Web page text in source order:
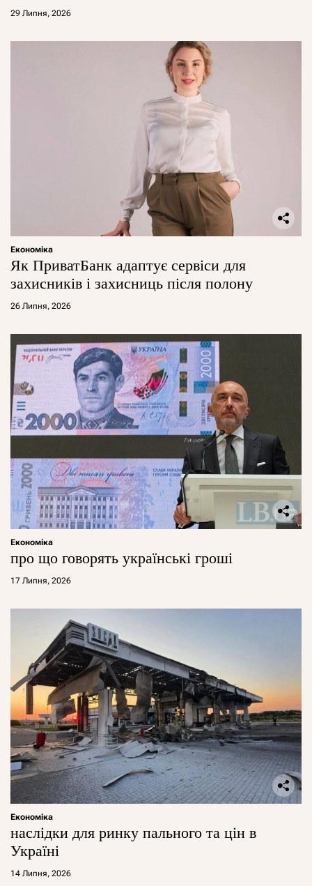
29 Липня, 2026
Економіка
Як ПриватБанк адаптує сервіси для
захисників і захисниць після полону
26 Липня, 2026
Економіка
про що говорять українські гроші
17 Липня, 2026
Економіка
наслідки для ринку пального та цін в
Україні
14 Липня, 2026